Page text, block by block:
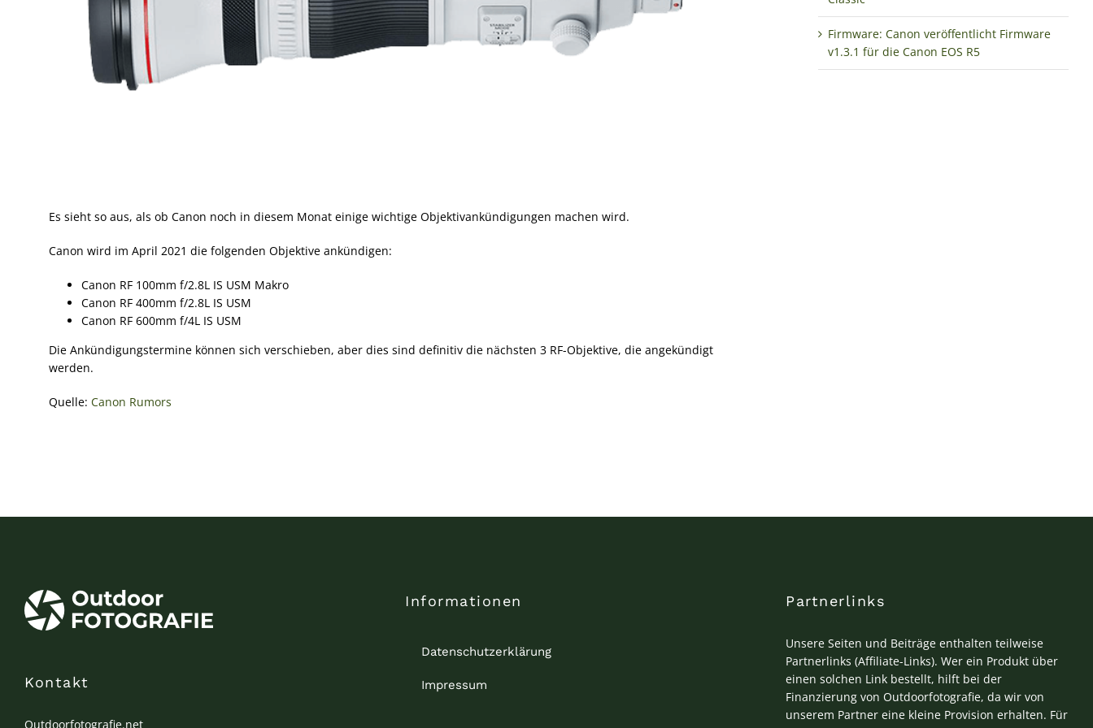
Es sieht so aus, als ob Canon noch in diesem Monat einige wichtige Objektivankündigungen machen wird.
Canon wird im April 2021 die folgenden Objektive ankündigen:
Canon RF 100mm f/2.8L IS USM Makro
Canon RF 400mm f/2.8L IS USM
Canon RF 600mm f/4L IS USM
Die Ankündigungstermine können sich verschieben, aber dies sind definitiv die nächsten 3 RF-Objektive, die angekündigt
werden.
Quelle: Canon Rumors
Firmware: Canon veröffentlicht Firmware
v1.3.1 für die Canon EOS R5
Kontakt
Outdoorfotografie.net
Informationen
Datenschutzerklärung
Impressum
Partnerlinks
Unsere Seiten und Beiträge enthalten teilweise
Partnerlinks (Affiliate-Links). Wer ein Produkt über
einen solchen Link bestellt, hilft bei der
Finanzierung von Outdoorfotografie, da wir von
unserem Partner eine kleine Provision erhalten. Für